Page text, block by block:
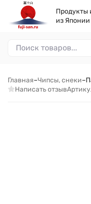
Продукты
из
Главная–Чипсы, снеки–
Написать отзыв